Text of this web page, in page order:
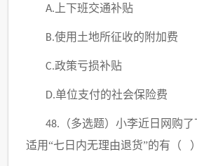
A. 上下班交通补贴
B.使用土地所征收的附加费
C.政策亏损补贴
D.单位支付的社会保险费
48. （多选题）小李近日网购
适用“七日内无理由退货”的有（